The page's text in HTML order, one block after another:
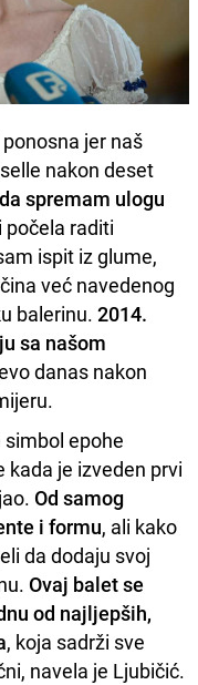
jer naš
nakon deset
spremam ulogu
počela raditi
ispit iz glume,
već navedenog
balerinu. 2014.
sa našom
danas nakon
simbol epohe
je izveden prvi
Od samog
i formu, ali kako
da dodaju svoj
Ovaj balet se
od najljepših,
, koja sadrži sve
navela je Ljubičić.